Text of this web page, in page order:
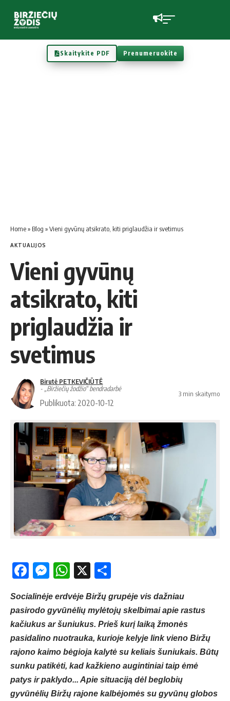
Skaitykite PDF Prenumeruokite
Home» Blog »Vieni gyvūnų atsikrato, kiti priglaudžia ir svetimus
AKTUALIJOS
Vieni gyvūnų
atsikrato, kiti
priglaudžia ir
svetimus
Birutė PETKEVIČIŪTĖ
- „Biržiečių žodžio“ bendradarbė
Publikuota: 2020-10-12
3 min skaitymo
Facebook
Messenger
WhatsApp
X
Socialinėje erdvėje Biržų grupėje vis dažniau
pasirodo gyvūnėlių mylėtojų skelbimai apie rastus
kačiukus ar šuniukus. Prieš kurį laiką žmonės
pasidalino nuotrauka, kurioje kelyje link vieno Biržų
rajono kaimo bėgioja kalytė su keliais šuniukais. Būtų
sunku patikėti, kad kažkieno augintiniai taip ėmė
patys ir paklydo... Apie situaciją dėl beglobių
gyvūnėlių Biržų rajone kalbėjomės su gyvūnų globos